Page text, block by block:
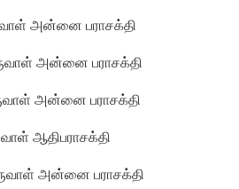
அன்னை பராசக்தி
அன்னை பராசக்தி
அன்னை பராசக்தி
ஆதிபராசக்தி
அன்னை பராசக்தி